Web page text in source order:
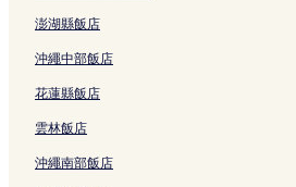
澎湖縣飯店
沖繩中部飯店
花蓮縣飯店
雲林飯店
沖繩南部飯店